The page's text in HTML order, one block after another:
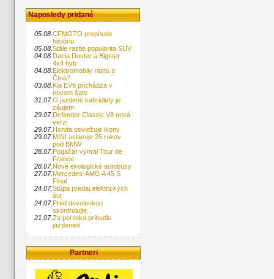
Naposledy pridané
05.08.CFMOTO prepísalo
históriu
05.08.Stále rastie popularita SUV
04.08.Dacia Duster a Bigster
4x4 hyb
04.08.Elektromobily rastú a
Čína?
03.08.Kia EV9 prichádza v
novom šate
31.07.O jazdené kabriolety je
záujem
29.07.Defender Classic V8 nová
verzi
29.07.Honda osviežuje ikony
29.07.MINI oslavuje 25 rokov
pod BMW
28.07.Pogačar vyhral Tour de
France
28.07.Nové ekologické autobusy
27.07.Mercedes-AMG A 45 S
Final
24.07.Stúpa predaj elektrických
áut
24.07.Pred dovolenkou
skontrolujte..
21.07.Za pol roka pribudlo
jazdeniek
Partneri